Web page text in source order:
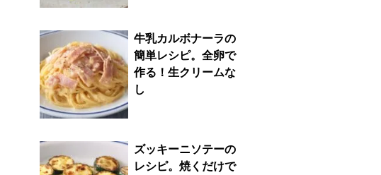
牛乳カルボナーラの
簡単レシピ。全卵で
作る！生クリームな
し
ズッキーニソテーの
レシピ。焼くだけで